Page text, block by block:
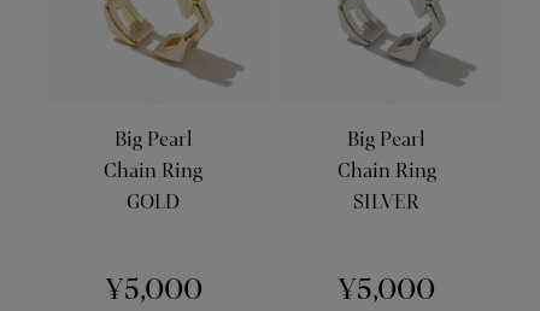
Big Pearl
Chain Ring
GOLD
¥5,000
Big Pearl
Chain Ring
SILVER
¥5,000